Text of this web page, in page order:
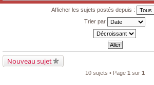
Afficher les sujets postés depuis :
Trier par
Nouveau sujet
10 sujets • Page 1 sur 1